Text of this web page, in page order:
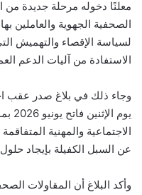
معلنًا دخوله مرحلة جديدة من
الصحفية الجهوية والعاملين
لسياسة الإقصاء والتهميش
الاستفادة من آليات الدعم
وجاء ذلك في بلاغ صدر عقب
الاجتماعية والمهنية
عن السبل الكفيلة بإيجاد
وأكد البلاغ أن المقاولات